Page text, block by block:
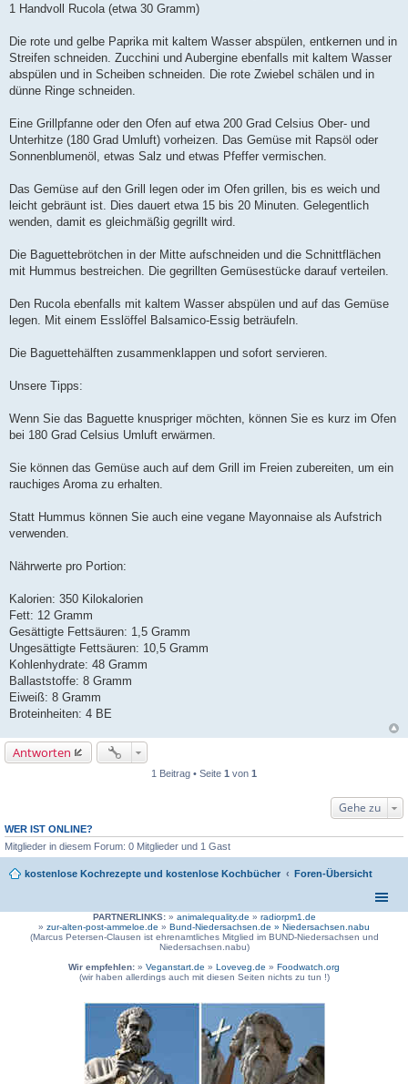
1 Handvoll Rucola (etwa 30 Gramm)
Die rote und gelbe Paprika mit kaltem Wasser abspülen, entkernen und in
Streifen schneiden. Zucchini und Aubergine ebenfalls mit kaltem Wasser
abspülen und in Scheiben schneiden. Die rote Zwiebel schälen und in
dünne Ringe schneiden.
Eine Grillpfanne oder den Ofen auf etwa 200 Grad Celsius Ober- und
Unterhitze (180 Grad Umluft) vorheizen. Das Gemüse mit Rapsöl oder
Sonnenblumenöl, etwas Salz und etwas Pfeffer vermischen.
Das Gemüse auf den Grill legen oder im Ofen grillen, bis es weich und
leicht gebräunt ist. Dies dauert etwa 15 bis 20 Minuten. Gelegentlich
wenden, damit es gleichmäßig gegrillt wird.
Die Baguettebrötchen in der Mitte aufschneiden und die Schnittflächen
mit Hummus bestreichen. Die gegrillten Gemüsestücke darauf verteilen.
Den Rucola ebenfalls mit kaltem Wasser abspülen und auf das Gemüse
legen. Mit einem Esslöffel Balsamico-Essig beträufeln.
Die Baguettehälften zusammenklappen und sofort servieren.
Unsere Tipps:
Wenn Sie das Baguette knuspriger möchten, können Sie es kurz im Ofen
bei 180 Grad Celsius Umluft erwärmen.
Sie können das Gemüse auch auf dem Grill im Freien zubereiten, um ein
rauchiges Aroma zu erhalten.
Statt Hummus können Sie auch eine vegane Mayonnaise als Aufstrich
verwenden.
Nährwerte pro Portion:
Kalorien: 350 Kilokalorien
Fett: 12 Gramm
Gesättigte Fettsäuren: 1,5 Gramm
Ungesättigte Fettsäuren: 10,5 Gramm
Kohlenhydrate: 48 Gramm
Ballaststoffe: 8 Gramm
Eiweiß: 8 Gramm
Broteinheiten: 4 BE
Antworten
1 Beitrag • Seite 1 von 1
Gehe zu
WER IST ONLINE?
Mitglieder in diesem Forum: 0 Mitglieder und 1 Gast
kostenlose Kochrezepte und kostenlose Kochbücher Foren-Übersicht
PARTNERLINKS:» animalequality.de » radiorpm1.de
» zur-alten-post-ammeloe.de » Bund-Niedersachsen.de » Niedersachsen.nabu
(Marcus Petersen-Clausen ist ehrenamtliches Mitglied im BUND-Niedersachsen und
Niedersachsen.nabu)
Wir empfehlen: » Veganstart.de » Loveveg.de » Foodwatch.org
(wir haben allerdings auch mit diesen Seiten nichts zu tun !)